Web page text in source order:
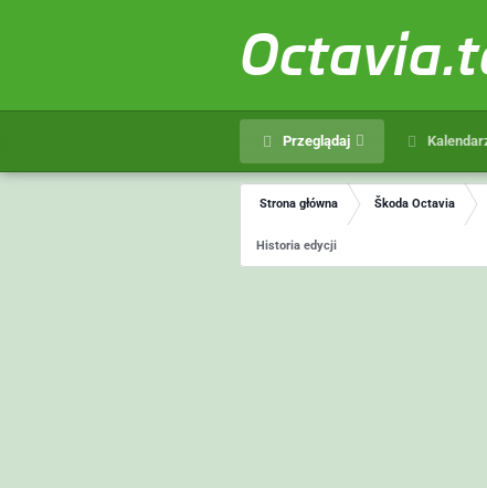
Przeglądaj
Strona główna Škoda Octavia
Historia edycji